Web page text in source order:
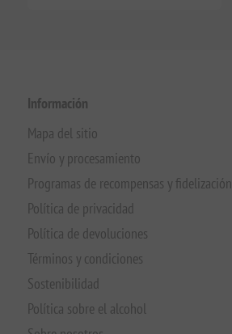
Información
Mapa del sitio
Envío y procesamiento
Programas de recompensas y fidelización
Política de privacidad
Política de devoluciones
Términos y condiciones
Sostenibilidad
Política sobre el alcohol